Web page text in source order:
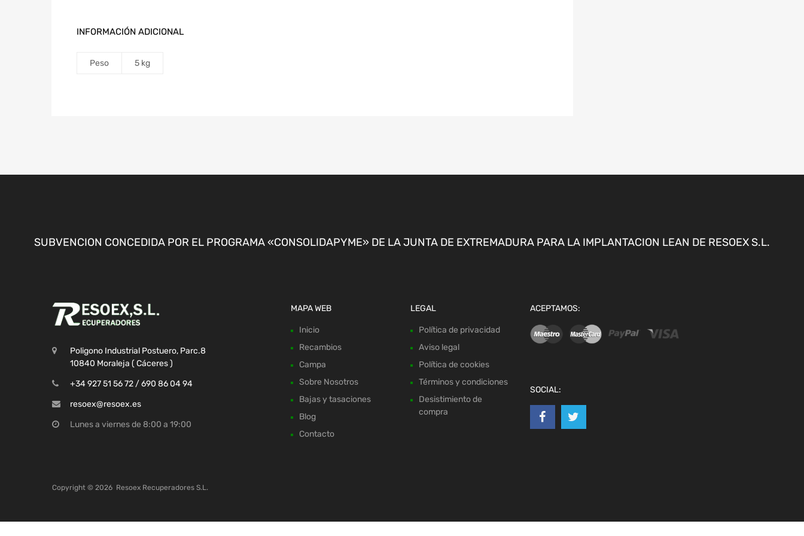
INFORMACIÓN ADICIONAL
Peso 5 kg
SUBVENCION CONCEDIDA POR EL PROGRAMA «CONSOLIDAPYME» DE LA JUNTA DE EXTREMADURA PARA LA IMPLANTACION LEAN DE RESOEX S.L.
Poligono Industrial Postuero, Parc.8
10840 Moraleja ( Cáceres )
+34 927 51 56 72 / 690 86 04 94
resoex@resoex.es
Lunes a viernes de 8:00 a 19:00
MAPA WEB
Inicio
Recambios
Campa
Sobre Nosotros
Bajas y tasaciones
Blog
Contacto
LEGAL
Política de privacidad
Aviso legal
Política de cookies
Términos y condiciones
Desistimiento de
compra
ACEPTAMOS:
SOCIAL:
Copyright © 2026 Resoex Recuperadores S.L.